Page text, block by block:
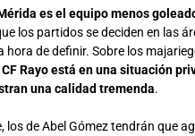
es el equipo menos
los partidos se deciden en las
hora de definir. Sobre los
Rayo está en una situación
una calidad tremenda.
los de Abel Gómez tendrán que